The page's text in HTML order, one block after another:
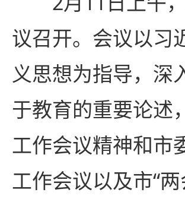
议召开。会议以习
义思想为指导，深
于教育的重要论述
工作会议精神和市
工作会议以及市“